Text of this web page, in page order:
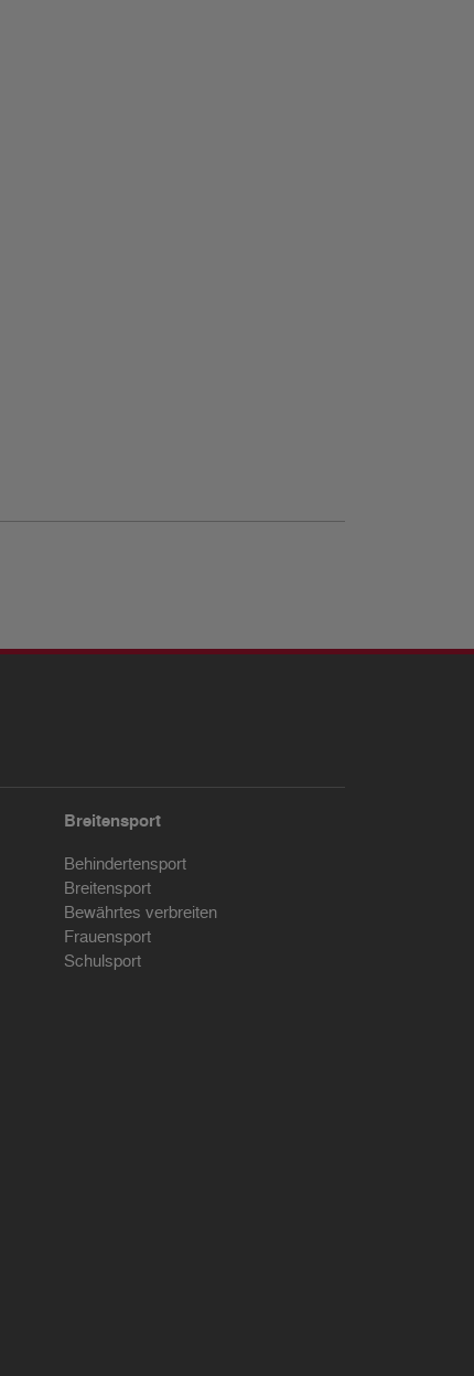
Breitensport
Behindertensport
Breitensport
Bewährtes verbreiten
Frauensport
Schulsport